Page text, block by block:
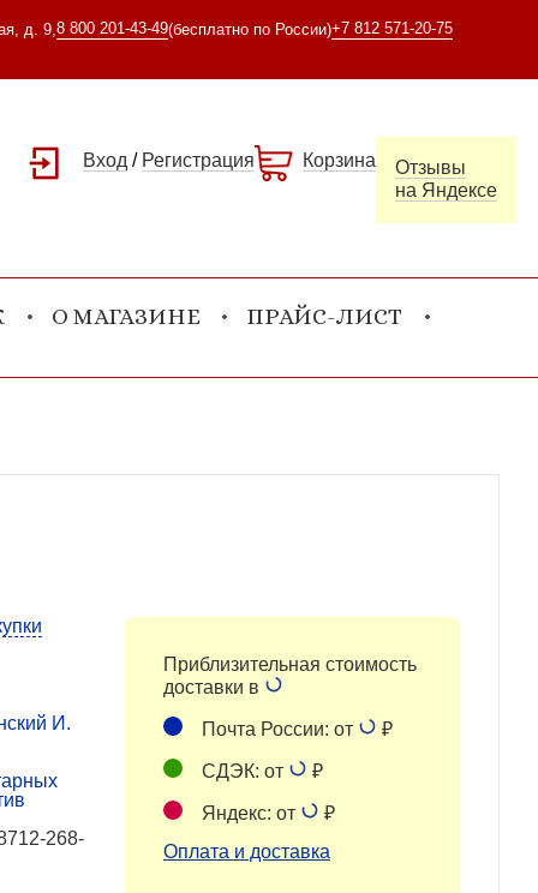
д. 9, 8 800 201-43-49(бесплатно по России)+7 812 571-20-75
Вход / Регистрация Корзина
Отзывы
на Яндексе
О МАГАЗИНЕ ПРАЙС-ЛИСТ
И.
268-
Приблизительная стоимость
доставки в
Почта России: от ₽
СДЭК: от ₽
Яндекс: от
₽
Оплата и доставка